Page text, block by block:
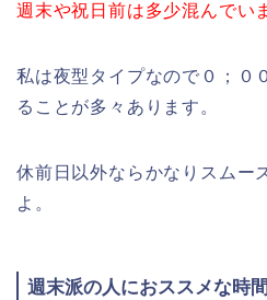
週末や祝日前は多少混んでい
私は夜型タイプなので０；０
ることが多々あります。
休前日以外ならかなりスムー
よ。
週末派の人におススメな時